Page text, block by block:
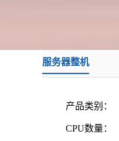
服务器整机
产品类别：
CPU数量：